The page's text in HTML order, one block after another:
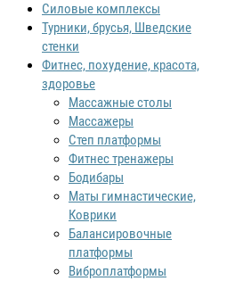
Силовые комплексы
Турники, брусья, Шведские
стенки
Фитнес, похудение, красота,
здоровье
Массажные столы
Массажеры
Степ платформы
Фитнес тренажеры
Бодибары
Маты гимнастические,
Коврики
Балансировочные
платформы
Виброплатформы